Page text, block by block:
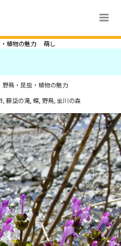
植物の魅力 萌し
鳥・昆虫・植物の魅力
, 藤垈の滝, 蝶, 野鳥, 金川の森